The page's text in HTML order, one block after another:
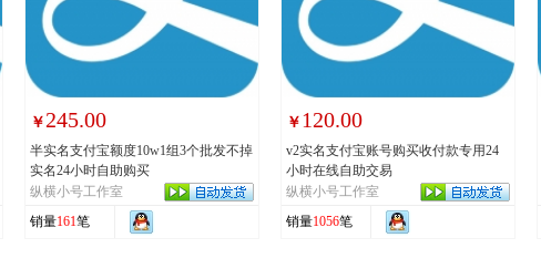
￥ 245.00
半实名支付宝额度10w1组3个批发不掉
实名24小时自助购买
纵横小号工作室
销量161笔
￥ 120.00
v2实名支付宝账号购买收付款专用24
小时在线自助交易
纵横小号工作室
销量1056笔